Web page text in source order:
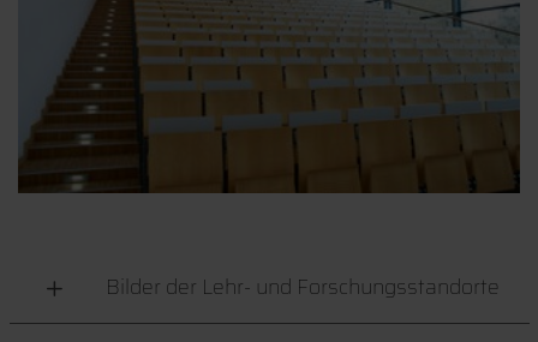
Bilder der Lehr- und Forschungsstandorte